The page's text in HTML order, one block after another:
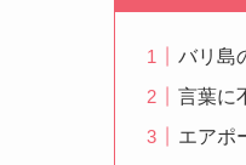
バリ島
言葉に
エアポ